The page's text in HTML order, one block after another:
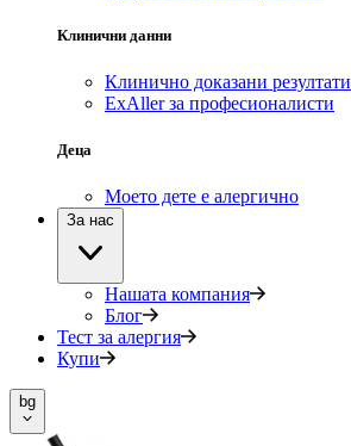
Клинични данни
Клинично доказани резултати
ExAller за професионалисти
Деца
Моето дете е алергично
За нас
Нашата компания
Блог
Тест за алергия
Купи
bg